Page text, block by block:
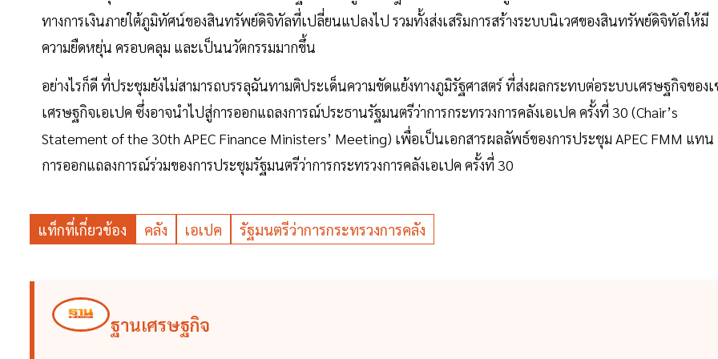
ทางการเงินภายใต้ภูมิทัศน์ของสินทรัพย์ดิจิทัลที่เปลี่ยนแปลงไป รวมทั้งส่งเสริมการสร้างระบบนิเวศของสินทรัพย์ดิจิทัลให้มี
ความยืดหยุ่น ครอบคลุม และเป็นนวัตกรรมมากขึ้น
อย่างไรก็ดี ที่ประชุมยังไม่สามารถบรรลุฉันทามติประเด็นความขัดแย้งทางภูมิรัฐศาสตร์ ที่ส่งผลกระทบต่อระบบเศรษฐกิจของ
เศรษฐกิจเอเปค ซึ่งอาจนำไปสู่การออกแถลงการณ์ประธานรัฐมนตรีว่าการกระทรวงการคลังเอเปค ครั้งที่ 30 (Chair’s
Statement of the 30th APEC Finance Ministers’ Meeting) เพื่อเป็นเอกสารผลลัพธ์ของการประชุม APEC FMM แทน
การออกแถลงการณ์ร่วมของการประชุมรัฐมนตรีว่าการกระทรวงการคลังเอเปค ครั้งที่ 30
แท็กที่เกี่ยวข้อง คลัง เอเปค รัฐมนตรีว่าการกระทรวงการคลัง
ฐานเศรษฐกิจ